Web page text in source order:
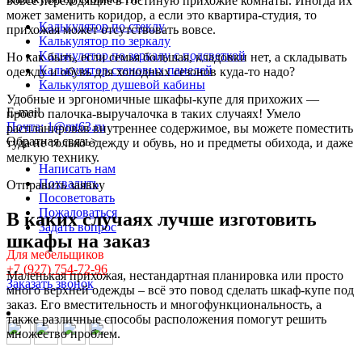
Калькулятор по стеклу
Калькулятор по зеркалу
Калькулятор по зеркалу с подсветкой
Калькулятор стеновых панелей
Калькулятор душевой кабины
E-mail
Почта: 1@mt63.ru
Обратная связь>
Написать нам
Похвалить
Посоветовать
Пожаловаться
Задать вопрос
Для мебельщиков
+7 (927) 754-72-96
Заказать звонок
может заменить коридор, а если это квартира-студия, то
прихожая может отсутствовать вовсе.
Но как быть, если семья большая, кладовки нет, а складывать
одежду и обувь для холодных сезонов куда-то надо?
Удобные и эргономичные шкафы-купе для прихожих —
просто палочка-выручалочка в таких случаях! Умело
распланировав внутреннее содержимое, вы можете поместить
туда не только одежду и обувь, но и предметы обихода, и даже
мелкую технику.
Отправить заявку
В каких случаях лучше изготовить
шкафы на заказ
Маленькая прихожая, нестандартная планировка или просто
много верхней одежды – всё это повод сделать шкаф-купе под
заказ. Его вместительность и многофункциональность, а
также различные способы расположения помогут решить
множество проблем.